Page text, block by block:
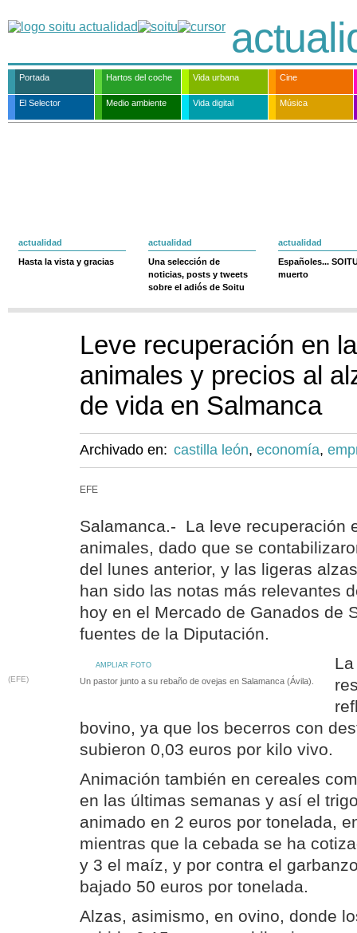
Portada Hartos del coche Vida urbana Cine
El Selector Medio ambiente Vida digital Música
actualidad
Hasta la vista y gracias
actualidad
Una selección de
noticias, posts y tweets
sobre el adiós de Soitu
actualidad
Españoles...
muerto
Leve recuperación en
animales y precios al
de vida en Salmanca
Archivado en: castilla león, economía,
EFE
Salamanca.- La leve recuperación
animales, dado que se
del lunes anterior, y las ligeras
han sido las notas más relevantes
hoy en el Mercado de Ganados de
fuentes de la Diputación.
AMPLIAR FOTO
(EFE) Un pastor junto a su rebaño de ovejas en Salamanca (Ávila).
bovino, ya que los becerros con
subieron 0,03 euros por kilo vivo.
Animación también en cereales
en las últimas semanas y así el
animado en 2 euros por tonelada,
mientras que la cebada se ha
y 3 el maíz, y por contra el
bajado 50 euros por tonelada.
Alzas, asimismo, en ovino, donde